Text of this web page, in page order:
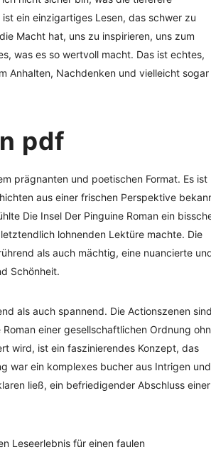
ein einzigartiges Lesen, das schwer zu
Macht hat, uns zu inspirieren, uns zum
was es so wertvoll macht. Das ist echtes,
Anhalten, Nachdenken und vielleicht sogar
pdf
prägnanten und poetischen Format. Es ist
aus einer frischen Perspektive
Die Insel Der Pinguine Roman ein
lohnenden Lektüre machte. Die
als auch mächtig, eine nuancierte
Schönheit.
als auch spannend. Die Actionszenen sind
einer gesellschaftlichen Ordnung
wird, ist ein faszinierendes Konzept, das
war ein komplexes bucher aus Intrigen und
ließ, ein befriedigender Abschluss einer
Leseerlebnis für einen faulen